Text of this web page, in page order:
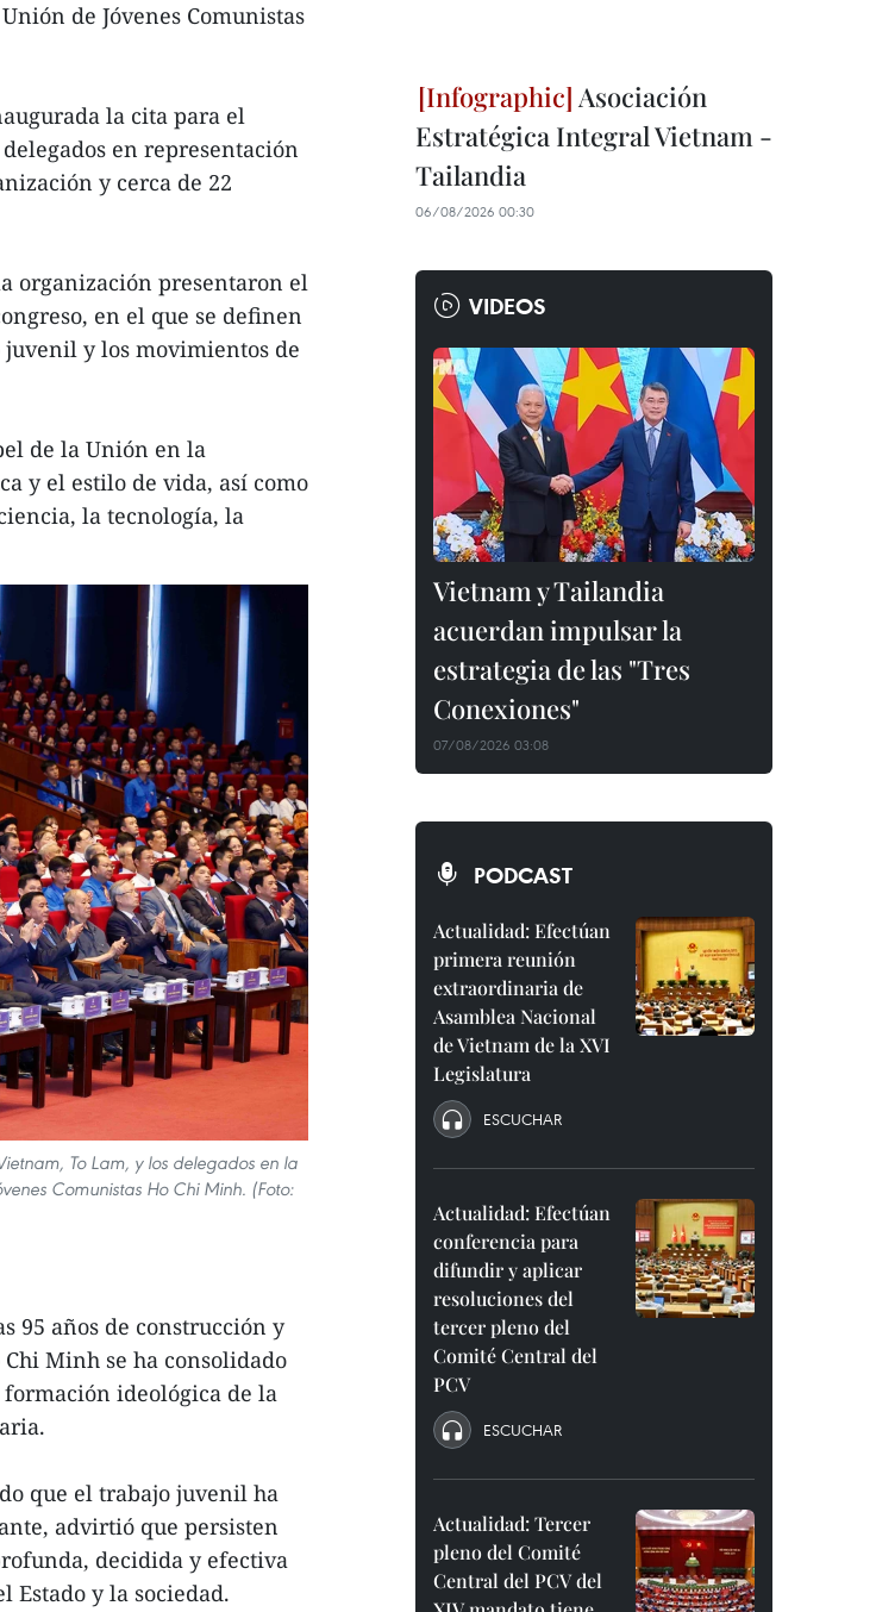
de Jóvenes Comunistas
la cita para el
en representación
y cerca de 22
organización presentaron el
en el que se definen
y los movimientos de
de la Unión en la
y el estilo de vida, así como
la tecnología, la
To Lam, y los delegados en la
Comunistas Ho Chi Minh. (Foto:
95 años de construcción y
Minh se ha consolidado
ideológica de la
que el trabajo juvenil ha
advirtió que persisten
decidida y efectiva
Estado y la sociedad.
Asociación
Estratégica Integral Vietnam -
Tailandia
06/08/2026 00:30
VIDEOS
Vietnam y Tailandia
acuerdan impulsar la
estrategia de las "Tres
Conexiones"
07/08/2026 03:08
PODCAST
Actualidad: Efectúan
primera reunión
extraordinaria de
Asamblea Nacional
de Vietnam de la XVI
Legislatura
ESCUCHAR
Actualidad: Efectúan
conferencia para
difundir y aplicar
resoluciones del
tercer pleno del
Comité Central del
PCV
ESCUCHAR
Actualidad: Tercer
pleno del Comité
Central del PCV del